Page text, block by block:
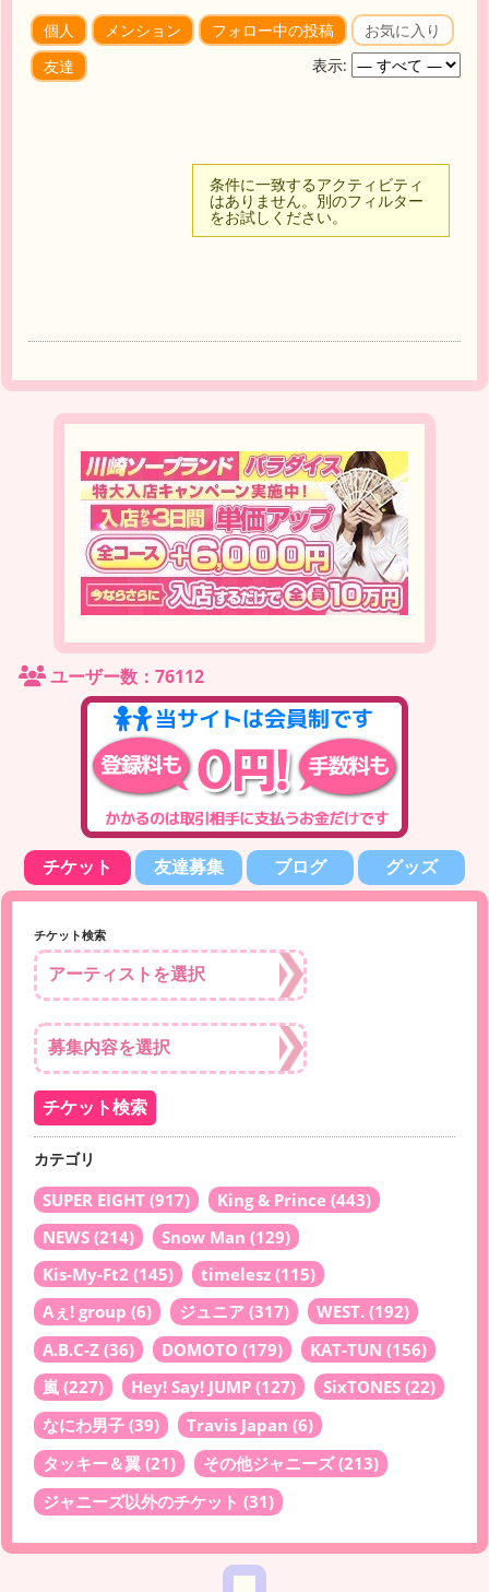
個人 メンション フォロー中の投稿
お気に入り
友達
表示:
条件に一致するアクティビティ
はありません。別のフィルター
をお試しください。
ユーザー数：76112
チケット 友達募集 ブログ グッズ
チケット検索
カテゴリ
SUPER EIGHT (917) King & Prince (443)
NEWS (214) Snow Man (129)
Kis-My-Ft2 (145) timelesz (115)
Aぇ! group (6) ジュニア (317) WEST. (192)
A.B.C-Z (36) DOMOTO (179) KAT-TUN (156)
嵐 (227) Hey! Say! JUMP (127) SixTONES (22)
なにわ男子 (39) Travis Japan (6)
タッキー＆翼 (21) その他ジャニーズ(213)
ジャニーズ以外のチケット (31)